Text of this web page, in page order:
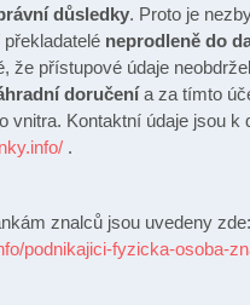
důsledky. Proto je
neprodleně do
že přístupové údaje
doručenía za tímto
vnitra. Kontaktní údaje jsou k
.
znalců jsou uvedeny zde:
podnikajici-fyzicka-osoba-